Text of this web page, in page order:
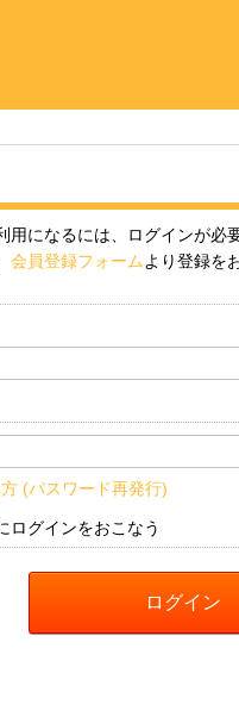
用になるには、ログインが必
会員登録フォーム より登録を
(パスワード再発行)
ログインをおこなう